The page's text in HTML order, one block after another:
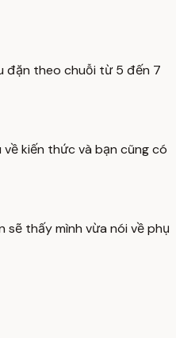
đặn theo chuỗi từ 5 đến 7
kiến thức và bạn cũng có
sẽ thấy mình vừa nói về phụ